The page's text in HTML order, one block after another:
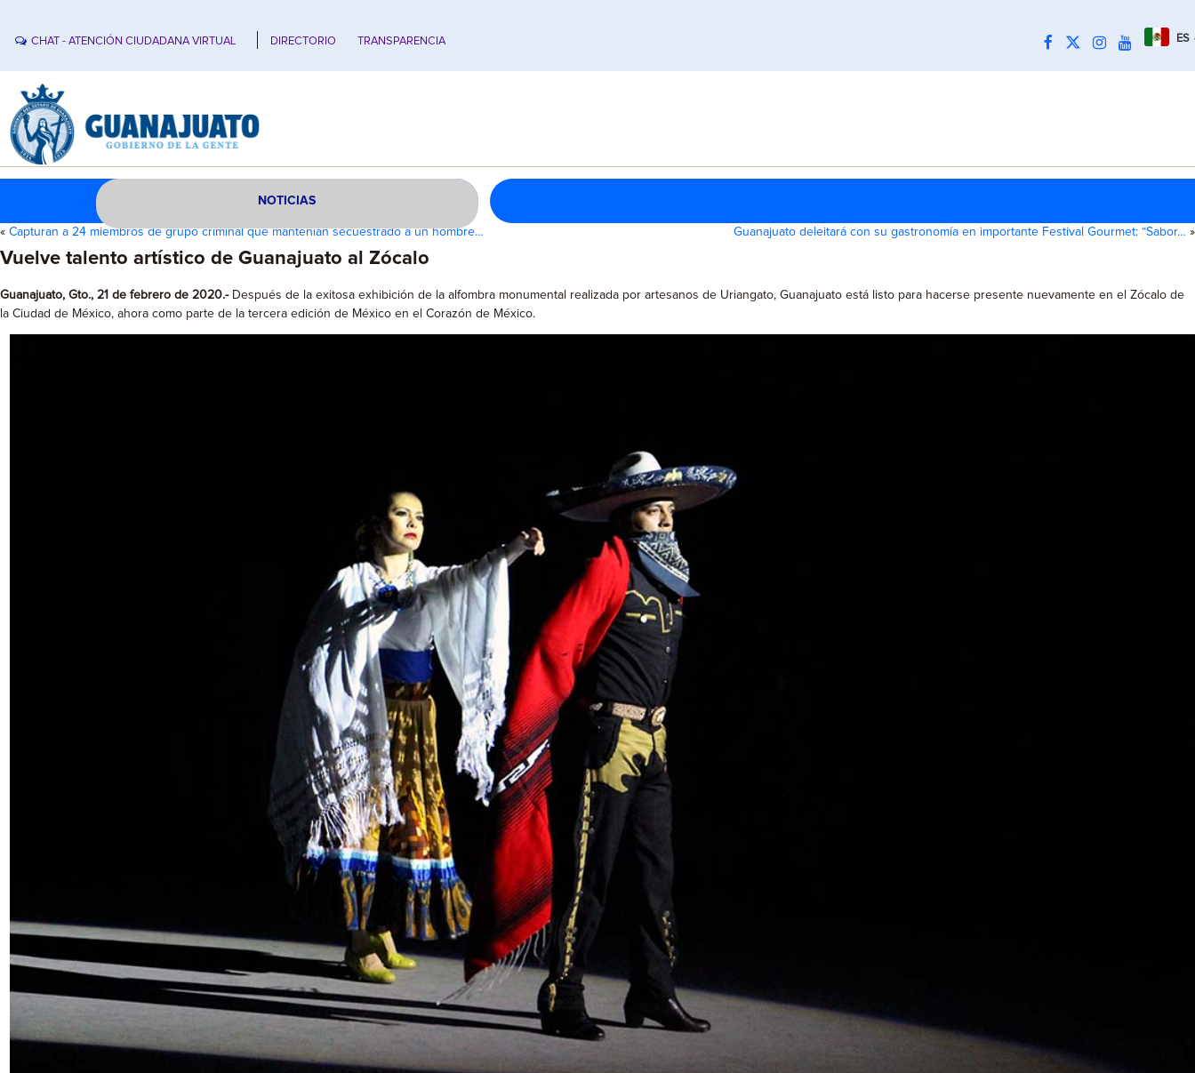
CHAT - ATENCIÓN CIUDADANA VIRTUAL DIRECTORIO TRANSPARENCIA ES
NOTICIAS
« Capturan a 24 miembros de grupo criminal que mantenían secuestrado a un hombre… Guanajuato deleitará con su gastronomía en importante Festival Gourmet: “Sabor… »
Vuelve talento artístico de Guanajuato al Zócalo
Guanajuato, Gto., 21 de febrero de 2020.- Después de la exitosa exhibición de la alfombra monumental realizada por artesanos de Uriangato, Guanajuato está listo para hacerse presente nuevamente en el Zócalo de
la Ciudad de México, ahora como parte de la tercera edición de México en el Corazón de México.